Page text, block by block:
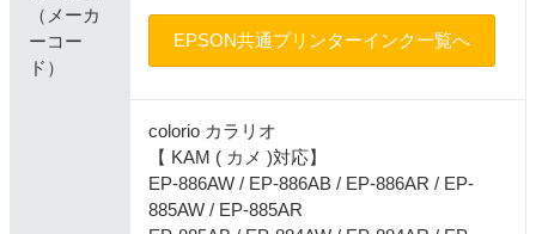
（メーカ
ーコー
ド）
EPSON共通プリンターインク一覧へ
colorio カラリオ
【 KAM ( カメ )対応】
EP-886AW / EP-886AB / EP-886AR / EP-
885AW / EP-885AR